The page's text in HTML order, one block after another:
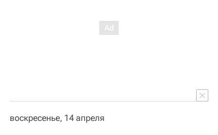
воскресенье, 14 апреля